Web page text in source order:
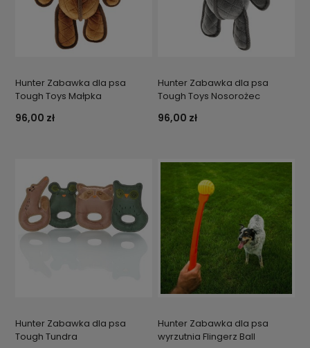
Hunter Zabawka dla psa
Tough Toys Małpka
96,00 zł
Hunter Zabawka dla psa
Tough Toys Nosorożec
96,00 zł
Hunter Zabawka dla psa
Tough Tundra
Hunter Zabawka dla psa
wyrzutnia Flingerz Ball